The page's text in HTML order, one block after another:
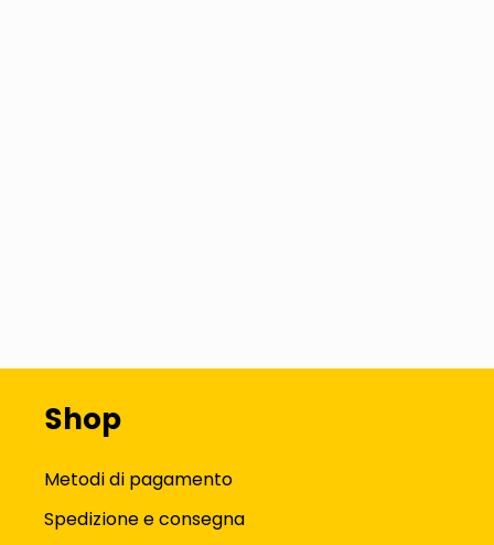
Shop
Metodi di pagamento
Spedizione e consegna